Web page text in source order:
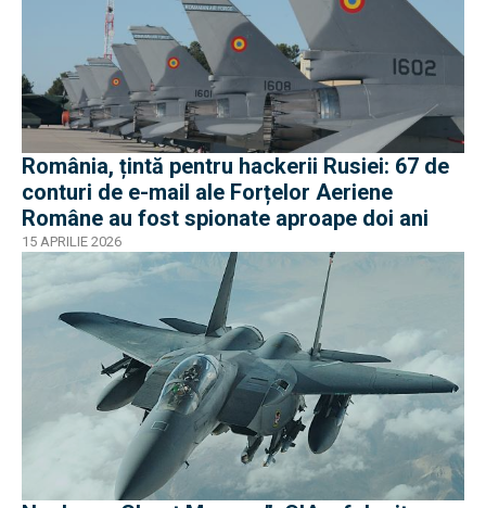
România, țintă pentru hackerii Rusiei: 67 de
conturi de e-mail ale Forțelor Aeriene
Române au fost spionate aproape doi ani
15 APRILIE 2026